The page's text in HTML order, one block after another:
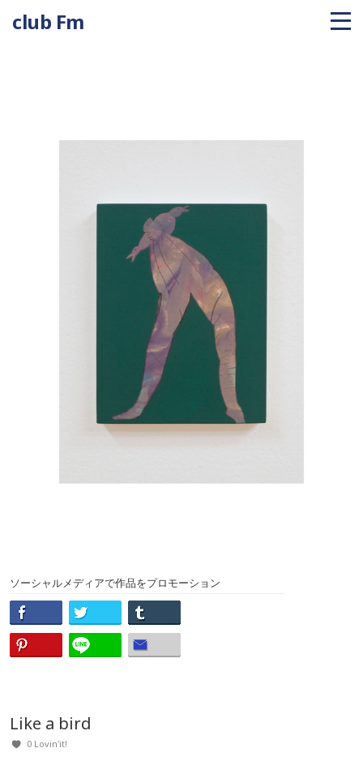
club Fm
ソーシャルメディアで作品をプロモーション
Like a bird
0 Lovin'it!